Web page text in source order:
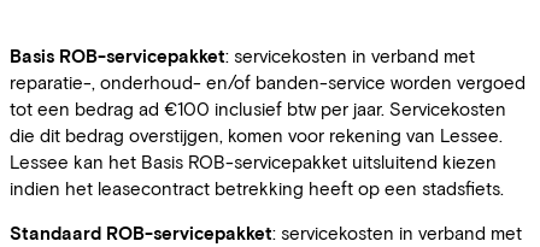
Basis ROB-servicepakket: servicekosten in verband met
reparatie-, onderhoud- en/of banden-service worden vergoed
tot een bedrag ad €100 inclusief btw per jaar. Servicekosten
die dit bedrag overstijgen, komen voor rekening van Lessee.
Lessee kan het Basis ROB-servicepakket uitsluitend kiezen
indien het leasecontract betrekking heeft op een stadsfiets.
Standaard ROB-servicepakket: servicekosten in verband met